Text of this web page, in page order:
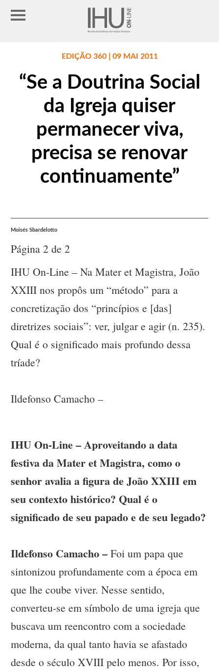
EDIÇÃO 360 | 09 MAI 2011
“Se a Doutrina Social
da Igreja quiser
permanecer viva,
precisa se renovar
continuamente”
Moisés Sbardelotto
Página 2 de 2
IHU On-Line – Na Mater et Magistra, João
XXIII nos propôs um “método” para a
concretização dos “princípios e [das]
diretrizes sociais”: ver, julgar e agir (n. 235).
Qual é o significado mais profundo dessa
tríade?
Ildefonso Camacho –
IHU On-Line – Aproveitando a data
festiva da Mater et Magistra, como o
senhor avalia a figura de João XXIII em
seu contexto histórico? Qual é o
significado de seu papado e de seu legado?
Ildefonso Camacho –Foi um papa que
sintonizou profundamente com a época em
que lhe coube viver. Nesse sentido,
converteu-se em símbolo de uma igreja que
buscava um reencontro com a sociedade
moderna, da qual tanto havia se afastado
desde o século XVIII pelo menos. Por isso,